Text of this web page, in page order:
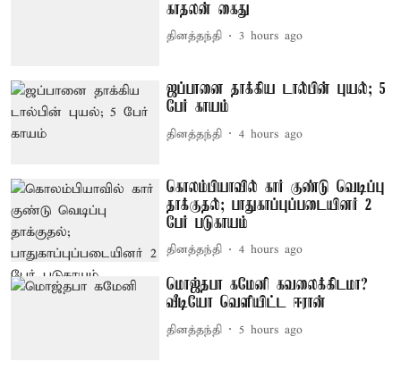
காதலன் கைது
தினத்தந்தி 3 hours ago
ஜப்பானை தாக்கிய டால்பின் புயல்; 5
பேர் காயம்
தினத்தந்தி 4 hours ago
கொலம்பியாவில் கார் குண்டு வெடிப்பு
தாக்குதல்; பாதுகாப்புப்படையினர் 2
பேர் படுகாயம்
தினத்தந்தி 4 hours ago
மொஜ்தபா கமேனி கவலைக்கிடமா?
வீடியோ வெளியிட்ட ஈரான்
தினத்தந்தி 5 hours ago